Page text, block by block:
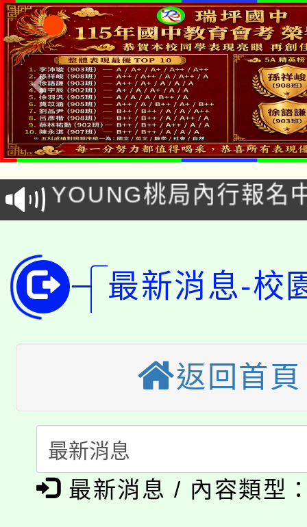
「本色祭」8/29、30在
場熱烈登場!
8/21下午1時於龍潭區
徵才活動。
YOUNG桃局內行報名
局官網。
8月14至27日，桃園電
開!
田徑場及游泳池舉行。
桃園市低收入戶享有免
半價優惠，詳情可洽有
大園自造教育及科技中
份教師增能研習
份教師研習
淨零綠生活教案入校路
會
115年食農教育專業人
程
「本色祭」8/29、30在
場熱烈登場!
8/21下午1時於龍潭區
最新消息-校
返回首頁
最新消息 / 內容類型